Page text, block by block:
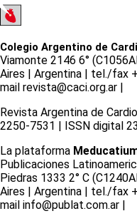
Colegio Argentino de
Viamonte 2146 6°
Aires | Argentina | tel./fax
mail revista@caci.org.ar |
Revista Argentina de
2250-7531 | ISSN digital
La plataforma
Publicaciones
Piedras 1333 2° C
Aires | Argentina | tel./fax
mail info@publat.com.ar |